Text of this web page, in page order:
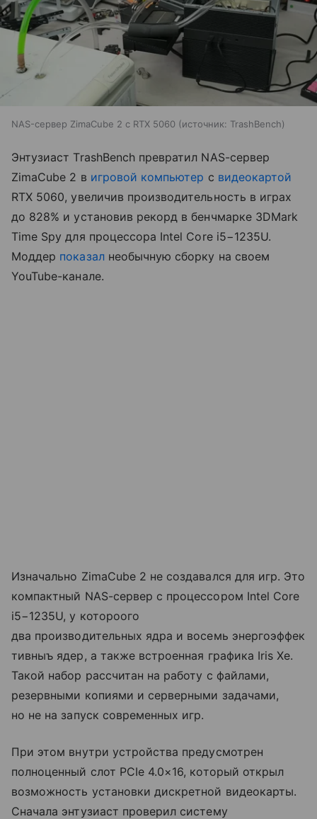
NAS-сервер ZimaCube 2 с RTX 5060 источник: TrashBench
Энтузиаст TrashBench превратил NAS-сервер
ZimaCube 2 в игровой компьютер с видеокартой
RTX 5060, увеличив производительность в играх
до 828% и установив рекорд в бенчмарке 3DMark
Time Spy для процессора Intel Core i5−1235U.
Моддер показалнеобычную сборку на своем
YouTube-канале.
Изначально ZimaCube 2 не создавался для игр. Это
компактный NAS-сервер с процессором Intel Core
i5−1235U, у котороого
два производительных ядра и восемь энергоэффек
тивныъ ядер, а также встроенная графика Iris Xe.
Такой набор рассчитан на работу с файлами,
резервными копиями и серверными задачами,
но не на запуск современных игр.
При этом внутри устройства предусмотрен
полноценный слот PCIe 4.0×16, который открыл
возможность установки дискретной видеокарты.
Сначала энтузиаст проверил систему